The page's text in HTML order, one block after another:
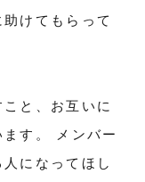
けてもらって
と、お互いに
す。 メンバー
になってほし